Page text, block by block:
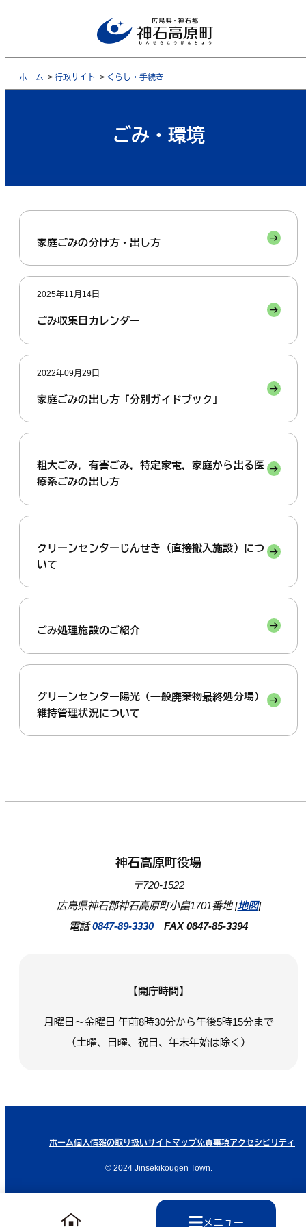
メニュー
ホーム > 行政サイト > くらし・手続き
ごみ・環境
家庭ごみの分け方・出し方
2025年11月14日
ごみ収集日カレンダー
2022年09月29日
家庭ごみの出し方「分別ガイドブック」
粗大ごみ，有害ごみ，特定家電，家庭から出る医
療系ごみの出し方
クリーンセンターじんせき（直接搬入施設）につ
いて
ごみ処理施設のご紹介
グリーンセンター陽光（一般廃棄物最終処分場）
維持管理状況について
神石高原町役場
〒720-1522
広島県神石郡神石高原町小畠1701番地 [地図]
電話0847-89-3330FAX 0847-85-3394
【開庁時間】
月曜日～金曜日 午前8時30分から午後5時15分まで
（土曜、日曜、祝日、年末年始は除く）
ホーム個人情報の取り扱いサイトマップ免責事項アクセシビリティ
© 2024 Jinsekikougen Town.